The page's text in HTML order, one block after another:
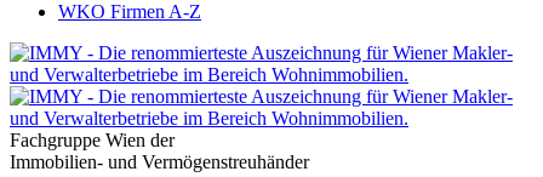
WKO Firmen A-Z
Fachgruppe Wien der
Immobilien- und Vermögenstreuhänder